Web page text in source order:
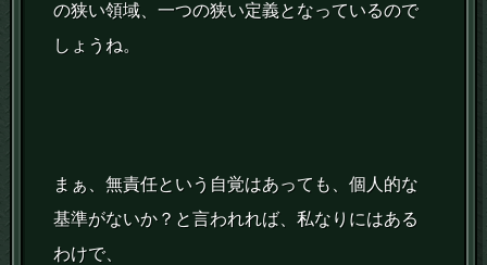
の狭い領域、一つの狭い定義となっているので
しょうね。
まぁ、無責任という自覚はあっても、個人的な
基準がないか？と言われれば、私なりにはある
わけで、